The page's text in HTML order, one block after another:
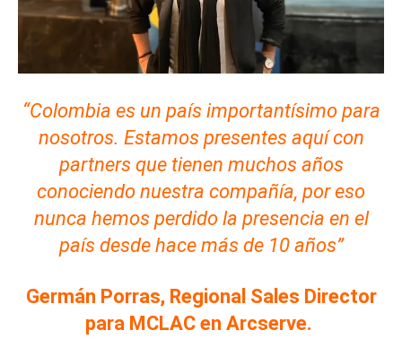
“Colombia es un país importantísimo para
nosotros. Estamos presentes aquí con
partners que tienen muchos años
conociendo nuestra compañía, por eso
nunca hemos perdido la presencia en el
país desde hace más de 10 años”
Germán Porras, Regional Sales Director
para MCLAC en Arcserve.